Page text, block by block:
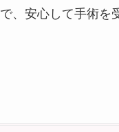
、安心して手術を